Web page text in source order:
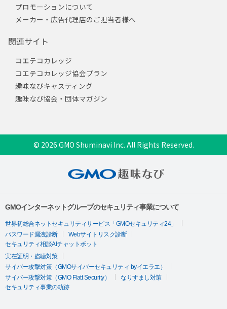
プロモーションについて
メーカー・広告代理店のご担当者様へ
関連サイト
コエテコカレッジ
コエテコカレッジ協会プラン
趣味なびキャスティング
趣味なび協会・団体マガジン
© 2026 GMO Shuminavi Inc. All Rights Reserved.